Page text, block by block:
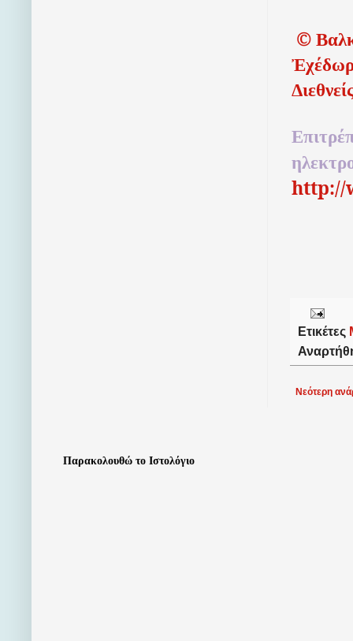
©
http://
Ετικέτες
Νεότερη
Παρακολουθώ το Ιστολόγιο